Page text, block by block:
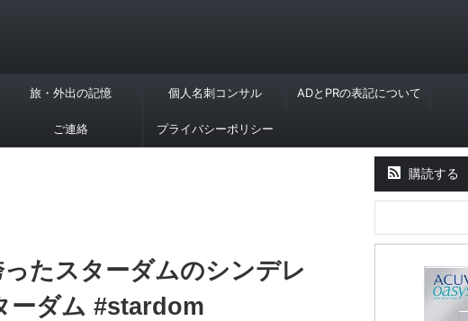
旅・外出の記憶 個人名刺コンサル ADとPRの表記について
ご連絡 プライバシーポリシー
たスターダムのシンデレ
ーダム #stardom
購読する